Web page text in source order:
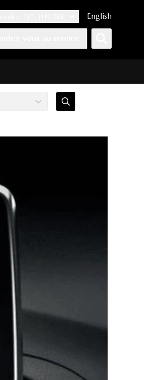
English